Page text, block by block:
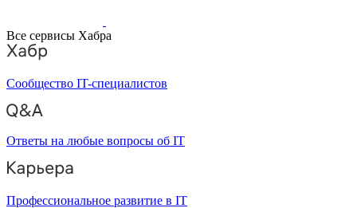
Все сервисы Хабра
Сообщество IT-специалистов
Ответы на любые вопросы об IT
Профессиональное развитие в IT